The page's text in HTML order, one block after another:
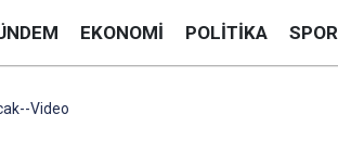
EKONOMI POLITIKA SPOR
Video